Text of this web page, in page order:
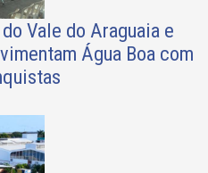
Vale do Araguaia e
Água Boa com